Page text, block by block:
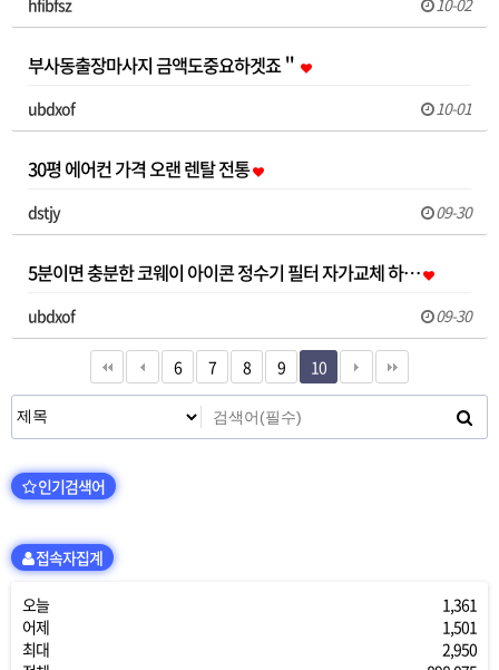
hfibfsz 10-02
부사동출장마사지 금액도중요하겟죠＂
ubdxof 10-01
30평 에어컨 가격 오랜 렌탈 전통
dstjy 09-30
5분이면 충분한 코웨이 아이콘 정수기 필터 자가교체 하…
ubdxof 09-30
6 7 8 9 10
인기검색어
접속자집계
오늘
1,361
어제
1,501
최대
2,950